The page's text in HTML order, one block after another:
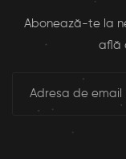
Abonează-te la
află